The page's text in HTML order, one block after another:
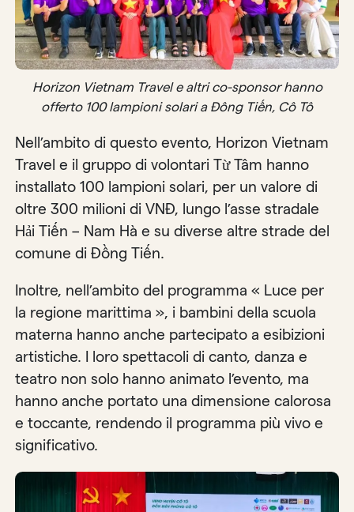
Horizon Vietnam Travel e altri co-sponsor hanno
offerto 100 lampioni solari a Đông Tiến, Cô Tô
Nell’ambito di questo evento, Horizon Vietnam
Travel e il gruppo di volontari Từ Tâm hanno
installato 100 lampioni solari, per un valore di
oltre 300 milioni di VNĐ, lungo l’asse stradale
Hải Tiến – Nam Hà e su diverse altre strade del
comune di Đồng Tiến.
Inoltre, nell’ambito del programma « Luce per
la regione marittima », i bambini della scuola
materna hanno anche partecipato a esibizioni
artistiche. I loro spettacoli di canto, danza e
teatro non solo hanno animato l’evento, ma
hanno anche portato una dimensione calorosa
e toccante, rendendo il programma più vivo e
significativo.